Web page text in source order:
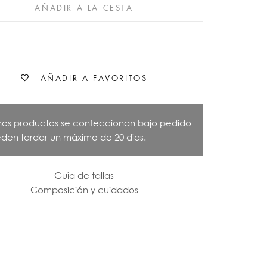
AÑADIR A LA CESTA
AÑADIR A FAVORITOS
productos se confeccionan bajo pedido
tardar un máximo de 20 días.
Guía de tallas
Composición y cuidados